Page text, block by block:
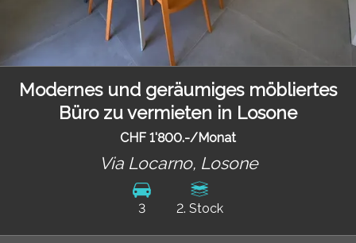
Modernes und geräumiges möbliertes
Büro zu vermieten in Losone
CHF 1'800.-/Monat
Via Locarno, Losone
3 2. Stock